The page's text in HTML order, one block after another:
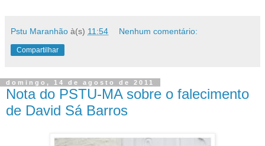
Pstu Maranhão à(s) 11:54 Nenhum comentário:
Compartilhar
domingo, 14 de agosto de 2011
Nota do PSTU-MA sobre o falecimento
de David Sá Barros